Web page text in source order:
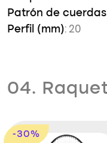
Patrón de cuerdas
Perfil (mm): 20
04.
-30%